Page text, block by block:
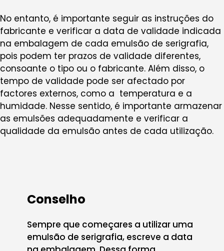
No entanto, é importante seguir as instruções do
fabricante e verificar a data de validade indicada
na embalagem de cada emulsão de serigrafia,
pois podem ter prazos de validade diferentes,
consoante o tipo ou o fabricante. Além disso, o
tempo de validade pode ser afectado por
factores externos, como a temperatura e a
humidade. Nesse sentido, é importante armazenar
as emulsões adequadamente e verificar a
qualidade da emulsão antes de cada utilização.
Conselho
Sempre que começares a utilizar uma
emulsão de serigrafia, escreve a data